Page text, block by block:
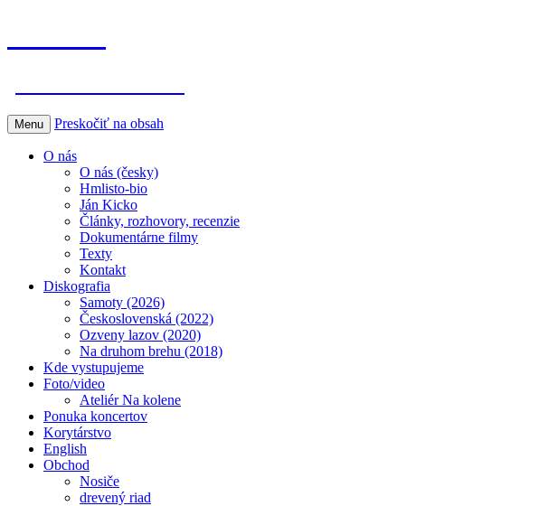
Menu Preskočiť na obsah
O nás
O nás (česky)
Hmlisto-bio
Ján Kicko
Články, rozhovory, recenzie
Dokumentárne filmy
Texty
Kontakt
Diskografia
Samoty (2026)
Československá (2022)
Ozveny lazov (2020)
Na druhom brehu (2018)
Kde vystupujeme
Foto/video
Ateliér Na kolene
Ponuka koncertov
Korytárstvo
English
Obchod
Nosiče
drevený riad